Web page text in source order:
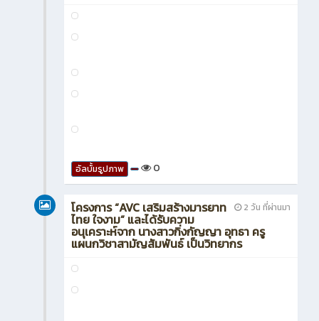
อัลบั้มรูปภาพ 0
2 วัน ที่ผ่านมา
โครงการ “AVC เสริมสร้างมารยาท
ไทย ใจงาม” และได้รับความ
อนุเคราะห์จาก นางสาวกิ่งกัญญา อุทธา ครู
แผนกวิชาสามัญสัมพันธ์ เป็นวิทยากร